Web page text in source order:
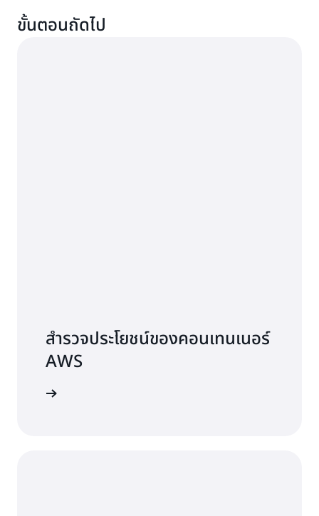
ขั้นตอนถัดไป
สำรวจประโยชน์ของคอนเทนเนอร์
AWS